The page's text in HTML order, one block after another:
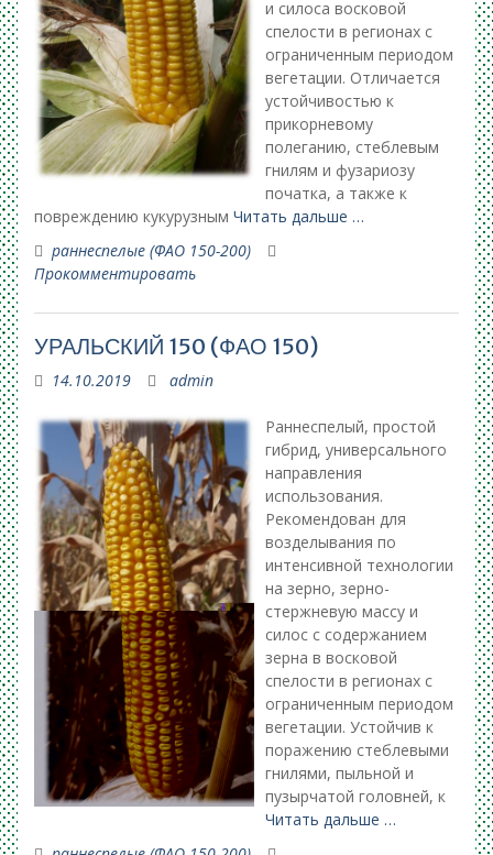
и силоса восковой
спелости в регионах с
ограниченным периодом
вегетации. Отличается
устойчивостью к
прикорневому
полеганию, стеблевым
гнилям и фузариозу
початка, а также к
повреждению кукурузным Читать дальше …
раннеспелые (ФАО 150-200)
Прокомментировать
УРАЛЬСКИЙ 150 (ФАО 150)
14.10.2019 admin
Раннеспелый, простой
гибрид, универсального
направления
использования.
Рекомендован для
возделывания по
интенсивной технологии
на зерно, зерно-
стержневую массу и
силос с содержанием
зерна в восковой
спелости в регионах с
ограниченным периодом
вегетации. Устойчив к
поражению стеблевыми
гнилями, пыльной и
пузырчатой головней, к
Читать дальше …